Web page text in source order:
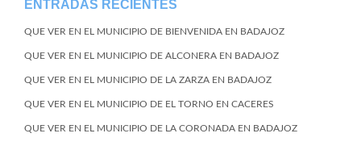
ENTRADAS RECIENTES
QUE VER EN EL MUNICIPIO DE BIENVENIDA EN BADAJOZ
QUE VER EN EL MUNICIPIO DE ALCONERA EN BADAJOZ
QUE VER EN EL MUNICIPIO DE LA ZARZA EN BADAJOZ
QUE VER EN EL MUNICIPIO DE EL TORNO EN CACERES
QUE VER EN EL MUNICIPIO DE LA CORONADA EN BADAJOZ